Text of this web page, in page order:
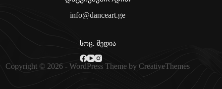
info@danceart.ge
სოც. მედია
Copyright © 2026 - WordPress Theme by CreativeThemes